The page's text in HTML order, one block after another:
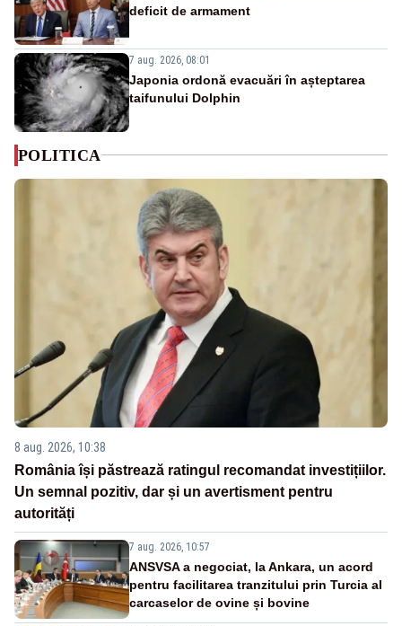
deficit de armament
7 aug. 2026, 08:01
Japonia ordonă evacuări în așteptarea
taifunului Dolphin
POLITICA
8 aug. 2026, 10:38
România își păstrează ratingul recomandat investițiilor.
Un semnal pozitiv, dar și un avertisment pentru
autorități
7 aug. 2026, 10:57
ANSVSA a negociat, la Ankara, un acord
pentru facilitarea tranzitului prin Turcia al
carcaselor de ovine și bovine